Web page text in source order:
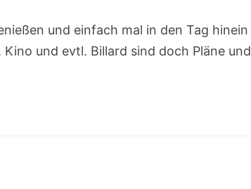
und einfach mal in den Tag hinein
und evtl. Billard sind doch Pläne und